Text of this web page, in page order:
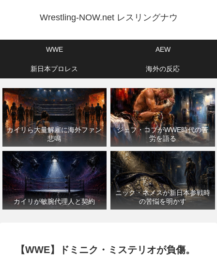
Wrestling-NOW.net レスリングナウ
WWE AEW
新日本プロレス 海外の反応
カイリら大量解雇に海外ファン
悲鳴
ジェフ・コブがWWE時代の苦
労を語る
カイリが敏腕代理人と契約
ニック・ネメスが新日本参戦時
の苦悩を明かす
【WWE】ドミニク・ミステリオが負傷。